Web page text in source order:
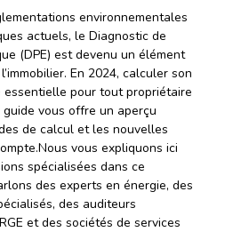
environnementales
actuels, le Diagnostic de
(DPE) est devenu un élément
En 2024, calculer son
essentielle pour tout propriétaire
vous offre un aperçu
de calcul et les nouvelles
Nous vous expliquons ici
spécialisées dans ce
des experts en énergie, des
des auditeurs
et des sociétés de services